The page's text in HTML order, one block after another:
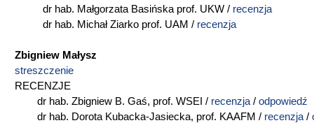
dr hab. Małgorzata Basińska prof. UKW / recenzja
dr hab. Michał Ziarko prof. UAM / recenzja
Zbigniew Małysz
streszczenie
RECENZJE
dr hab. Zbigniew B. Gaś, prof. WSEI / recenzja / odpowiedź
dr hab. Dorota Kubacka-Jasiecka, prof. KAAFM / recenzja /